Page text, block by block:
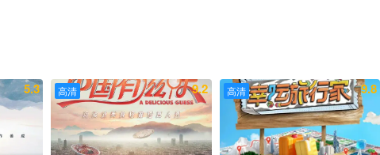
5.3 高清 9.2 高清 9.8